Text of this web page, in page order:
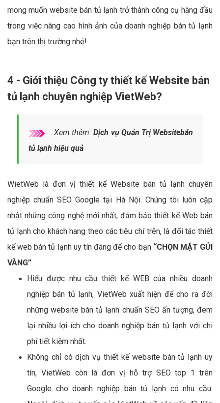
mong muốn website bán tủ lạnh trở thành công cụ hàng đầu
trong việc nâng cao hình ảnh của doanh nghiệp bán tủ lạnh
bạn trên thị trường nhé!
4 - Giới thiệu Công ty thiết kế Website bán
tủ lạnh chuyên nghiệp VietWeb?
Xem thêm:Dịch vụ Quản Trị Websitebán
tủ lạnh hiệu quả
WietWeb là đơn vị thiết kế Website bán tủ lạnh chuyên
nghiệp chuẩn SEO Google tại Hà Nội. Chúng tôi luôn cập
nhật những công nghệ mới nhất, đảm bảo thiết kế Web bán
tủ lạnh cho khách hang theo các tiêu chí trên, là đối tác thiết
kế web bán tủ lạnh uy tín đáng để cho bạn “CHỌN MẶT GỬI
VÀNG”.
Hiểu được nhu cầu thiết kế WEB của nhiều doanh
nghiệp bán tủ lạnh, VietWeb xuất hiện để cho ra đời
những website bán tủ lạnh chuẩn SEO ấn tượng, đem
lại nhiều lợi ích cho doanh nghiệp bán tủ lạnh với chi
phí tiết kiệm nhất.
Không chỉ có dịch vụ thiết kế website bán tủ lạnh uy
tín, VietWeb còn là đơn vị hỗ trợ SEO top 1 trên
Google cho doanh nghiệp bán tủ lạnh có nhu cầu.